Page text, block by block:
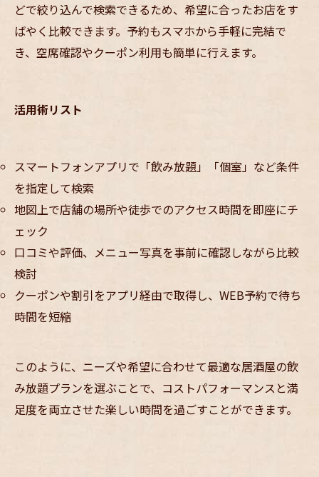
どで絞り込んで検索できるため、希望に合ったお店をす
ばやく比較できます。予約もスマホから手軽に完結で
き、空席確認やクーポン利用も簡単に行えます。
活用術リスト
スマートフォンアプリで「飲み放題」「個室」など条件
を指定して検索
地図上で店舗の場所や徒歩でのアクセス時間を即座にチ
ェック
口コミや評価、メニュー写真を事前に確認しながら比較
検討
クーポンや割引をアプリ経由で取得し、WEB予約で待ち
時間を短縮
このように、ニーズや希望に合わせて最適な居酒屋の飲
み放題プランを選ぶことで、コストパフォーマンスと満
足度を両立させた楽しい時間を過ごすことができます。